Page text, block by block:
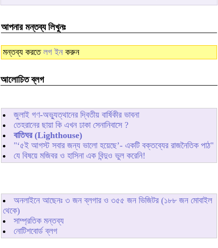
আপনার মন্তব্য লিখুনঃ
মন্তব্য করতে লগ ইন করুন
আলোচিত ব্লগ
জুলাই গণ-অভ্যুত্থানের দ্বিতীয় বার্ষিকীর ভাবনা
তেহরানের ছায়া কি এখন ঢাকা সেনানিবাসে ?
বাতিঘর (Lighthouse)
"‘৫ই আগস্ট সবার জন্য ভালো হয়েছে’- একটি বক্তব্যের রাজনৈতিক পাঠ"
যে বিষয়ে মজিবর ও হাসিনা এক বিন্দুও ভুল করেনি!
অনলাইনে আছেনঃ ৩ জন ব্লগার ও ৩৫৫ জন ভিজিটর (১৮৮ জন মোবাইল
থেকে)
সাম্প্রতিক মন্তব্য
নোটিশবোর্ড ব্লগ